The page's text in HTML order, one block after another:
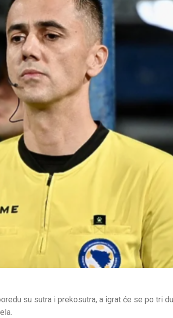
su sutra i prekosutra, a igrat će se po tri